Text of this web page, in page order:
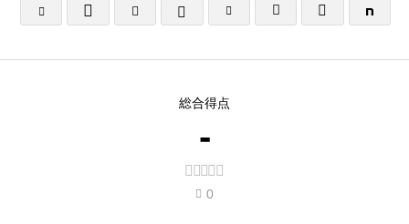
     
総合得点
-
  
 0